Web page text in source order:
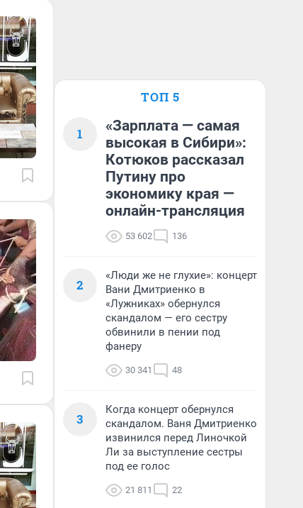
ТОП 5
1
«Зарплата — самая
высокая в Сибири»:
Котюков рассказал
Путину про
экономику края —
онлайн-трансляция
53 602 136
2
«Люди же не глухие»: концерт
Вани Дмитриенко в
«Лужниках» обернулся
скандалом — его сестру
обвинили в пении под
фанеру
30 341 48
3
Когда концерт обернулся
скандалом. Ваня Дмитриенко
извинился перед Линочкой
Ли за выступление сестры
под ее голос
21 811 22